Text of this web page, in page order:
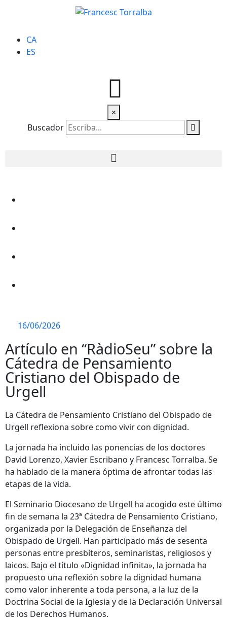
CA
ES
×
Buscador
16/06/2026
Artículo en “RàdioSeu” sobre la
Cátedra de Pensamiento
Cristiano del Obispado de
Urgell
La Cátedra de Pensamiento Cristiano del Obispado de
Urgell reflexiona sobre como vivir con dignidad.
La jornada ha incluido las ponencias de los doctores
David Lorenzo, Xavier Escribano y Francesc Torralba. Se
ha hablado de la manera óptima de afrontar todas las
etapas de la vida.
El Seminario Diocesano de Urgell ha acogido este último
fin de semana la 23ª Cátedra de Pensamiento Cristiano,
organizada por la Delegación de Enseñanza del
Obispado de Urgell. Han participado más de sesenta
personas entre presbíteros, seminaristas, religiosos y
laicos. Bajo el título «Dignidad infinita», la jornada ha
propuesto una reflexión sobre la dignidad humana
como valor inherente a toda persona, a la luz de la
Doctrina Social de la Iglesia y de la Declaración Universal
de los Derechos Humanos.